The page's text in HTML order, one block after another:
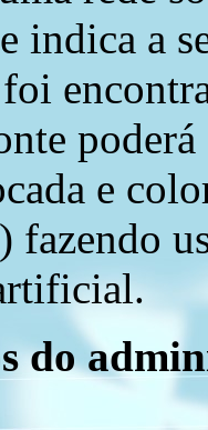
indica a
e
fazendo
do